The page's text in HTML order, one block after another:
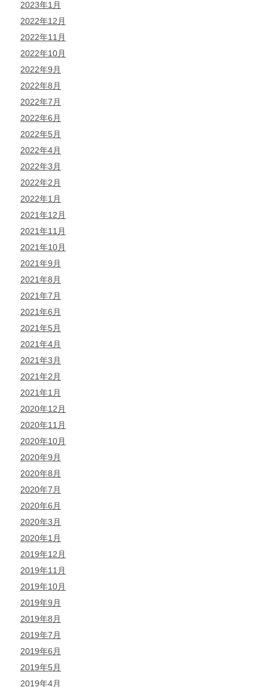
2023年1月
2022年12月
2022年11月
2022年10月
2022年9月
2022年8月
2022年7月
2022年6月
2022年5月
2022年4月
2022年3月
2022年2月
2022年1月
2021年12月
2021年11月
2021年10月
2021年9月
2021年8月
2021年7月
2021年6月
2021年5月
2021年4月
2021年3月
2021年2月
2021年1月
2020年12月
2020年11月
2020年10月
2020年9月
2020年8月
2020年7月
2020年6月
2020年3月
2020年1月
2019年12月
2019年11月
2019年10月
2019年9月
2019年8月
2019年7月
2019年6月
2019年5月
2019年4月